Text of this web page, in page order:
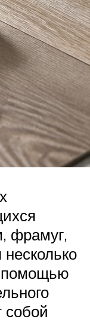
фрамуг,
помощью
собой